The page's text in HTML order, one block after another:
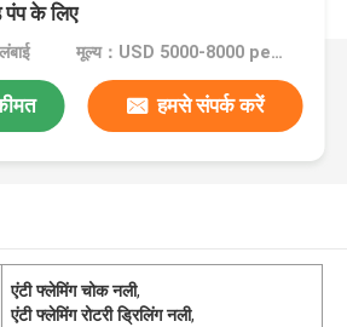
पंप के लिए
मूल्य：USD 5000-8000 per set
हमसे संपर्क करें
एंटी फ्लेमिंग चोक नली,
एंटी फ्लेमिंग रोटरी ड्रिलिंग नली,